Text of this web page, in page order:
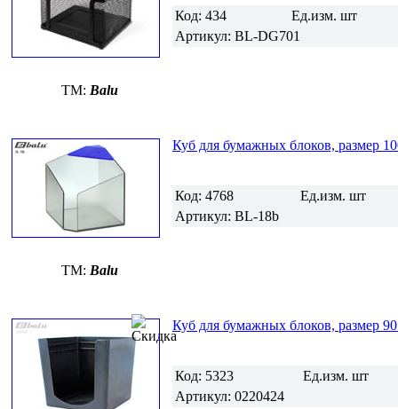
Код: 434 Ед.изм. шт
Артикул: BL-DG701
TM: Balu
Куб для бумажных блоков, размер
Код: 4768 Ед.изм. шт
Артикул: BL-18b
TM: Balu
Куб для бумажных блоков, размер
Код: 5323 Ед.изм. шт
Артикул: 0220424